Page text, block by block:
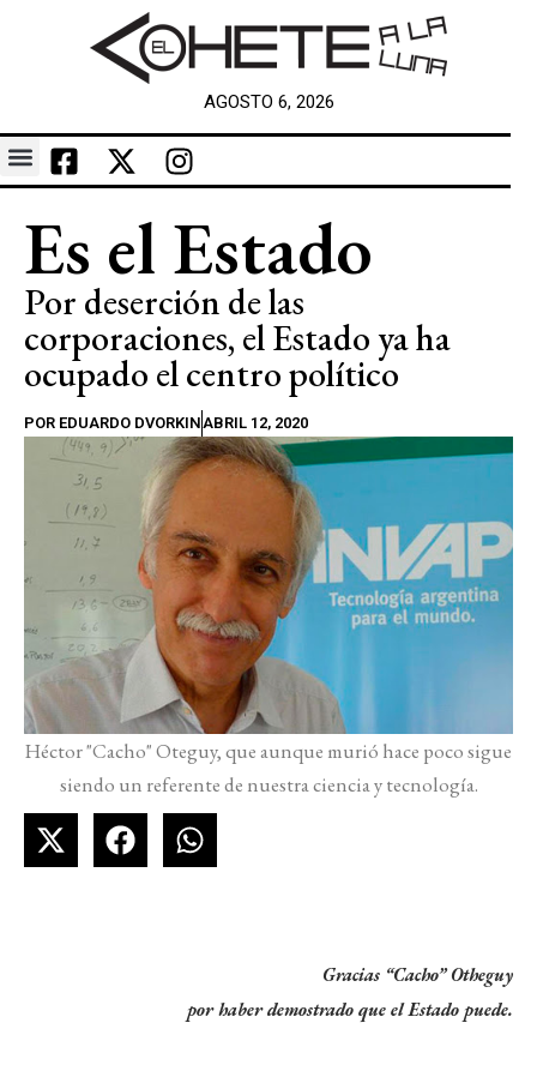
AGOSTO 6, 2026
Es el Estado
Por deserción de las
corporaciones, el Estado ya ha
ocupado el centro político
POR EDUARDO DVORKINABRIL 12, 2020
Héctor "Cacho" Oteguy, que aunque murió hace poco sigue
siendo un referente de nuestra ciencia y tecnología.
Gracias “Cacho” Otheguy
por haber demostrado que el Estado puede.